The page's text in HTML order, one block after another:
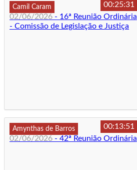
Camil Caram
00:25:31
02/06/2026 - 16ª Reunião Ordinária
- Comissão de Legislação e Justiça
Amynthas de Barros
00:13:51
02/06/2026 - 42ª Reunião Ordinária